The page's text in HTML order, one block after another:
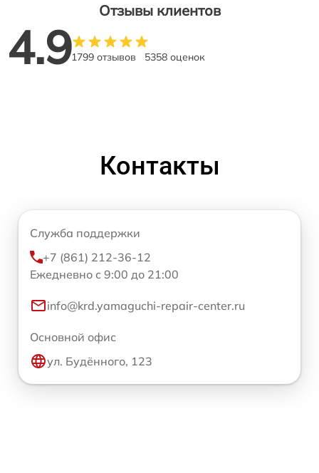
Отзывы клиентов
4.91799 отзывов 5358 оценок
Контакты
Служба поддержки
+7 (861) 212-36-12
Ежедневно с 9:00 до 21:00
info@krd.yamaguchi-repair-center.ru
Основной офис
ул. Будённого, 123